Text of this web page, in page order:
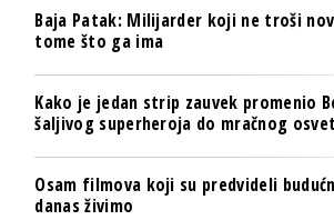
Baja Patak: Milijarder koji ne troši
tome što ga ima
Kako je jedan strip zauvek promenio
šaljivog superheroja do mračnog
Osam filmova koji su predvideli
danas živimo